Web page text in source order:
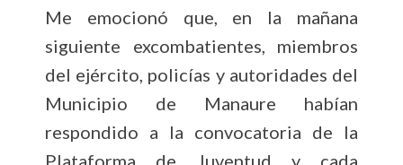
Me emocionó que, en la mañana
siguiente excombatientes, miembros
del ejército, policías y autoridades del
Municipio de Manaure habían
respondido a la convocatoria de la
Plataforma de Juventud y cada